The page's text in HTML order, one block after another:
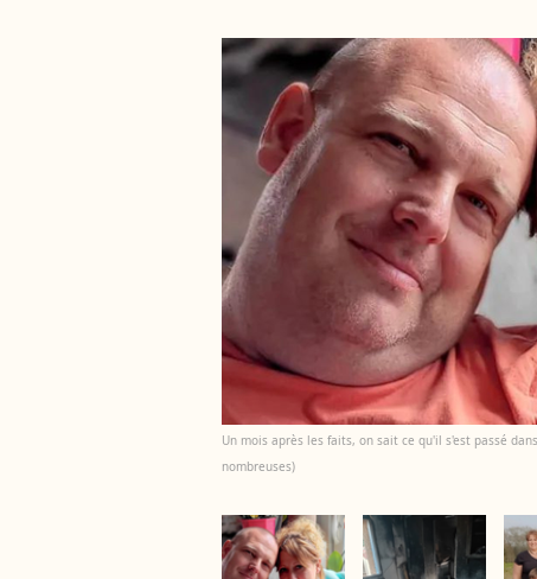
Un mois après les faits, on sait ce qu'il s'est passé
nombreuses)